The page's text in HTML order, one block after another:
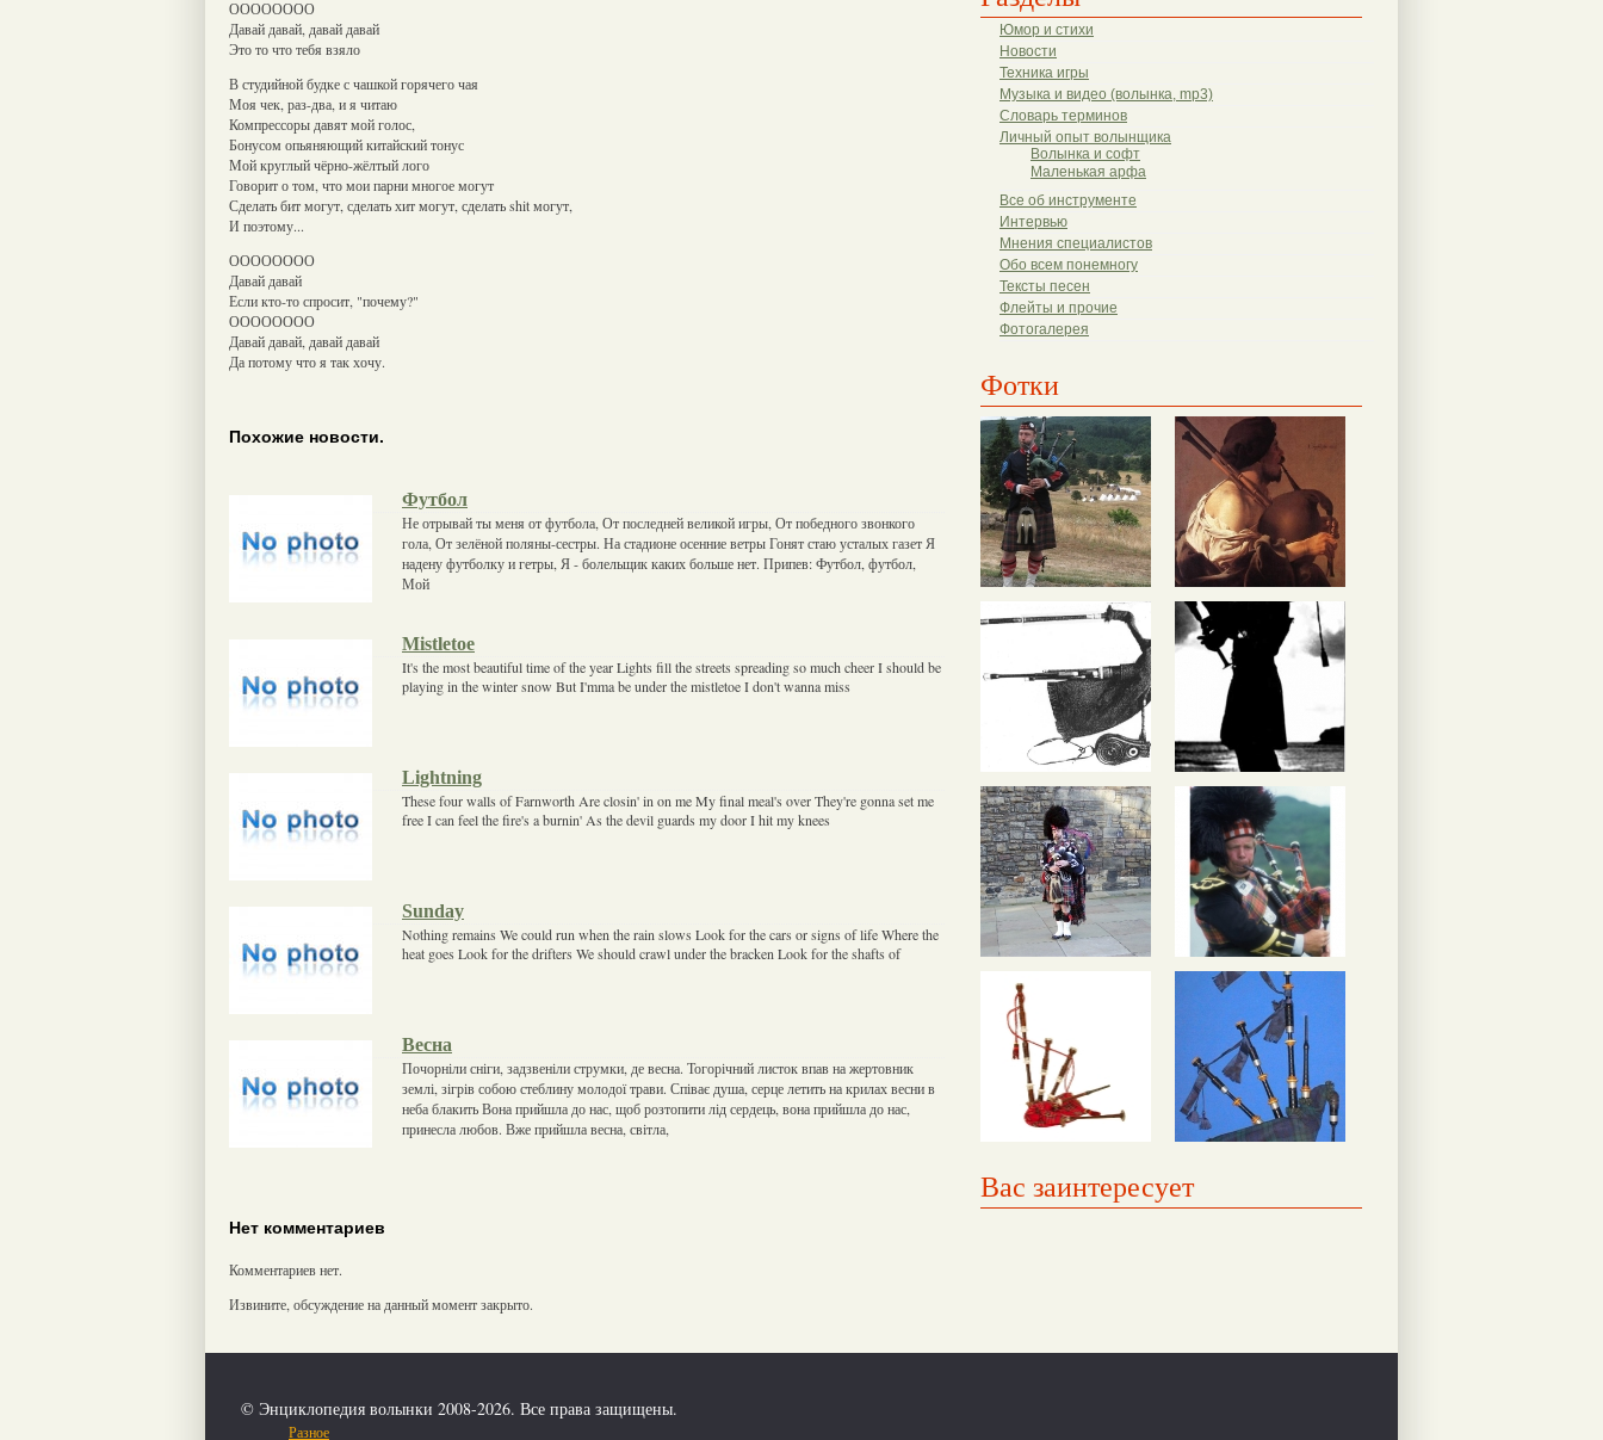
Юмор и стихи
Новости
Техника игры
Музыка и видео (волынка, mp3)
Словарь терминов
Личный опыт волынщика
Волынка и софт
Маленькая арфа
Все об инструменте
Интервью
Мнения специалистов
Обо всем понемногу
Тексты песен
Флейты и прочие
Фотогалерея
Фотки
Вас заинтересует
ОООООООО
Давай давай, давай давай
Это то что тебя взяло
В студийной будке с чашкой горячего чая
Моя чек, раз-два, и я читаю
Компрессоры давят мой голос,
Бонусом опьяняющий китайский тонус
Мой круглый чёрно-жёлтый лого
Говорит о том, что мои парни многое могут
Сделать бит могут, сделать хит могут, сделать shit могут,
И поэтому...
ОООООООО
Давай давай
Если кто-то спросит, "почему?"
ОООООООО
Давай давай, давай давай
Да потому что я так хочу.
Похожие новости.
Футбол
Не отрывай ты меня от футбола, От последней великой игры, От победного звонкого
гола, От зелёной поляны-сестры. На стадионе осенние ветры Гонят стаю усталых газет Я
надену футболку и гетры, Я - болельщик каких больше нет. Припев: Футбол, футбол,
Мой
Mistletoe
It's the most beautiful time of the year Lights fill the streets spreading so much cheer I should be
playing in the winter snow But I'mma be under the mistletoe I don't wanna miss
Lightning
These four walls of Farnworth Are closin' in on me My final meal's over They're gonna set me
free I can feel the fire's a burnin' As the devil guards my door I hit my knees
Sunday
Nothing remains We could run when the rain slows Look for the cars or signs of life Where the
heat goes Look for the drifters We should crawl under the bracken Look for the shafts of
Весна
Почорніли сніги, задзвеніли струмки, де весна. Тогорічний листок впав на жертовник
землі, зігрів собою стеблину молодої трави. Співає душа, серце летить на крилах весни в
неба блакить Вона прийшла до нас, щоб розтопити лід сердець, вона прийшла до нас,
принесла любов. Вже прийшла весна, світла,
Нет комментариев
Комментариев нет.
Извините, обсуждение на данный момент закрыто.
© Энциклопедия волынки 2008-2026. Все права защищены.
Разное